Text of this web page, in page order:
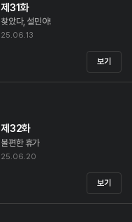
제31화
찾았다, 설민아!
25.06.13
보기
제32화
불편한 휴가
25.06.20
보기